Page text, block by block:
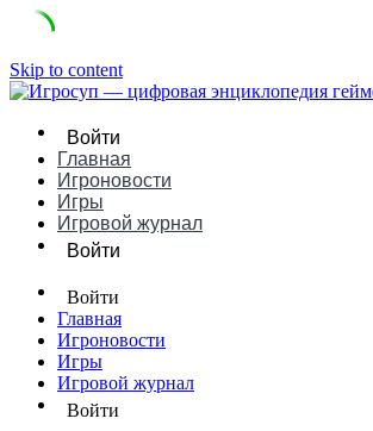
Skip to content
Войти
Главная
Игроновости
Игры
Игровой журнал
Войти
Войти
Главная
Игроновости
Игры
Игровой журнал
Войти